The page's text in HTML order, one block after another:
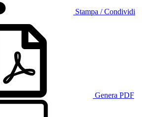
Stampa / Condividi
Genera PDF